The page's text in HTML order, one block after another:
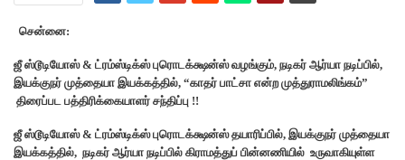
சென்னை:
ஜீ ஸ்டூடியோஸ் & ட்ரம்ஸ்டிக்ஸ் புரொடக்க்ஷன்ஸ் வழங்கும், நடிகர் ஆர்யா நடிப்பில்,
இயக்குநர் முத்தையா இயக்கத்தில், “காதர் பாட்சா என்ற முத்துராமலிங்கம்”
திரைப்பட பத்திரிக்கையாளர் சந்திப்பு !!
ஜீ ஸ்டூடியோஸ் & ட்ரம்ஸ்டிக்ஸ் புரொடக்க்ஷன்ஸ் தயாரிப்பில், இயக்குநர் முத்தையா
இயக்கத்தில், நடிகர் ஆர்யா நடிப்பில் கிராமத்துப் பின்னணியில் உருவாகியுள்ள